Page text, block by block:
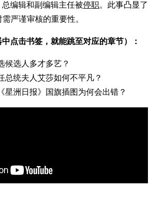
编辑和副编辑主任被停职。此事凸显了
严谨审核的重要性。
点击书签，就能跳至对应的章节）：
候选人多才多艺？
总统夫人艾莎如何不平凡？
星洲日报》国旗插图为何会出错？